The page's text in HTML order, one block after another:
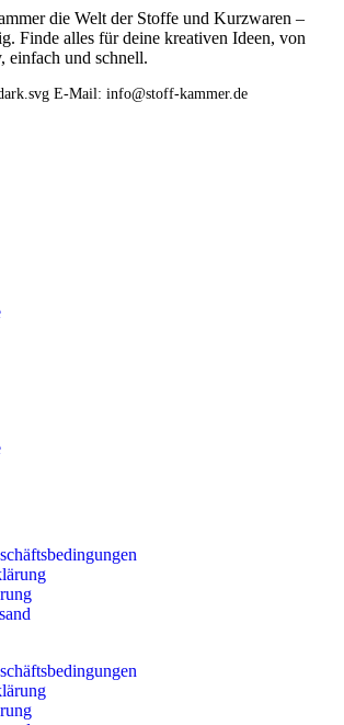
die Welt der Stoffe und Kurzwaren –
Finde alles für deine kreativen Ideen, von
einfach und schnell.
E-Mail: info@stoff-kammer.de